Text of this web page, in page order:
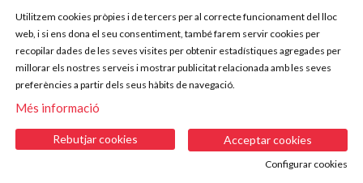
Diapositiva 2 de 9
Mercè Rodoreda, 5
17834 Porqueres
Telf. 972 573 612 | 672 220 255
Sitemap | Avís Legal | Ús de Cookies | Contactar
Utilitzem cookies pròpies i de tercers per al correcte funcionament del lloc
web, i si ens dona el seu consentiment, també farem servir cookies per
recopilar dades de les seves visites per obtenir estadístiques agregades per
millorar els nostres serveis i mostrar publicitat relacionada amb les seves
preferències a partir dels seus hàbits de navegació.
Més informació
Acceptar cookies
Rebutjar cookies
Configurar cookies